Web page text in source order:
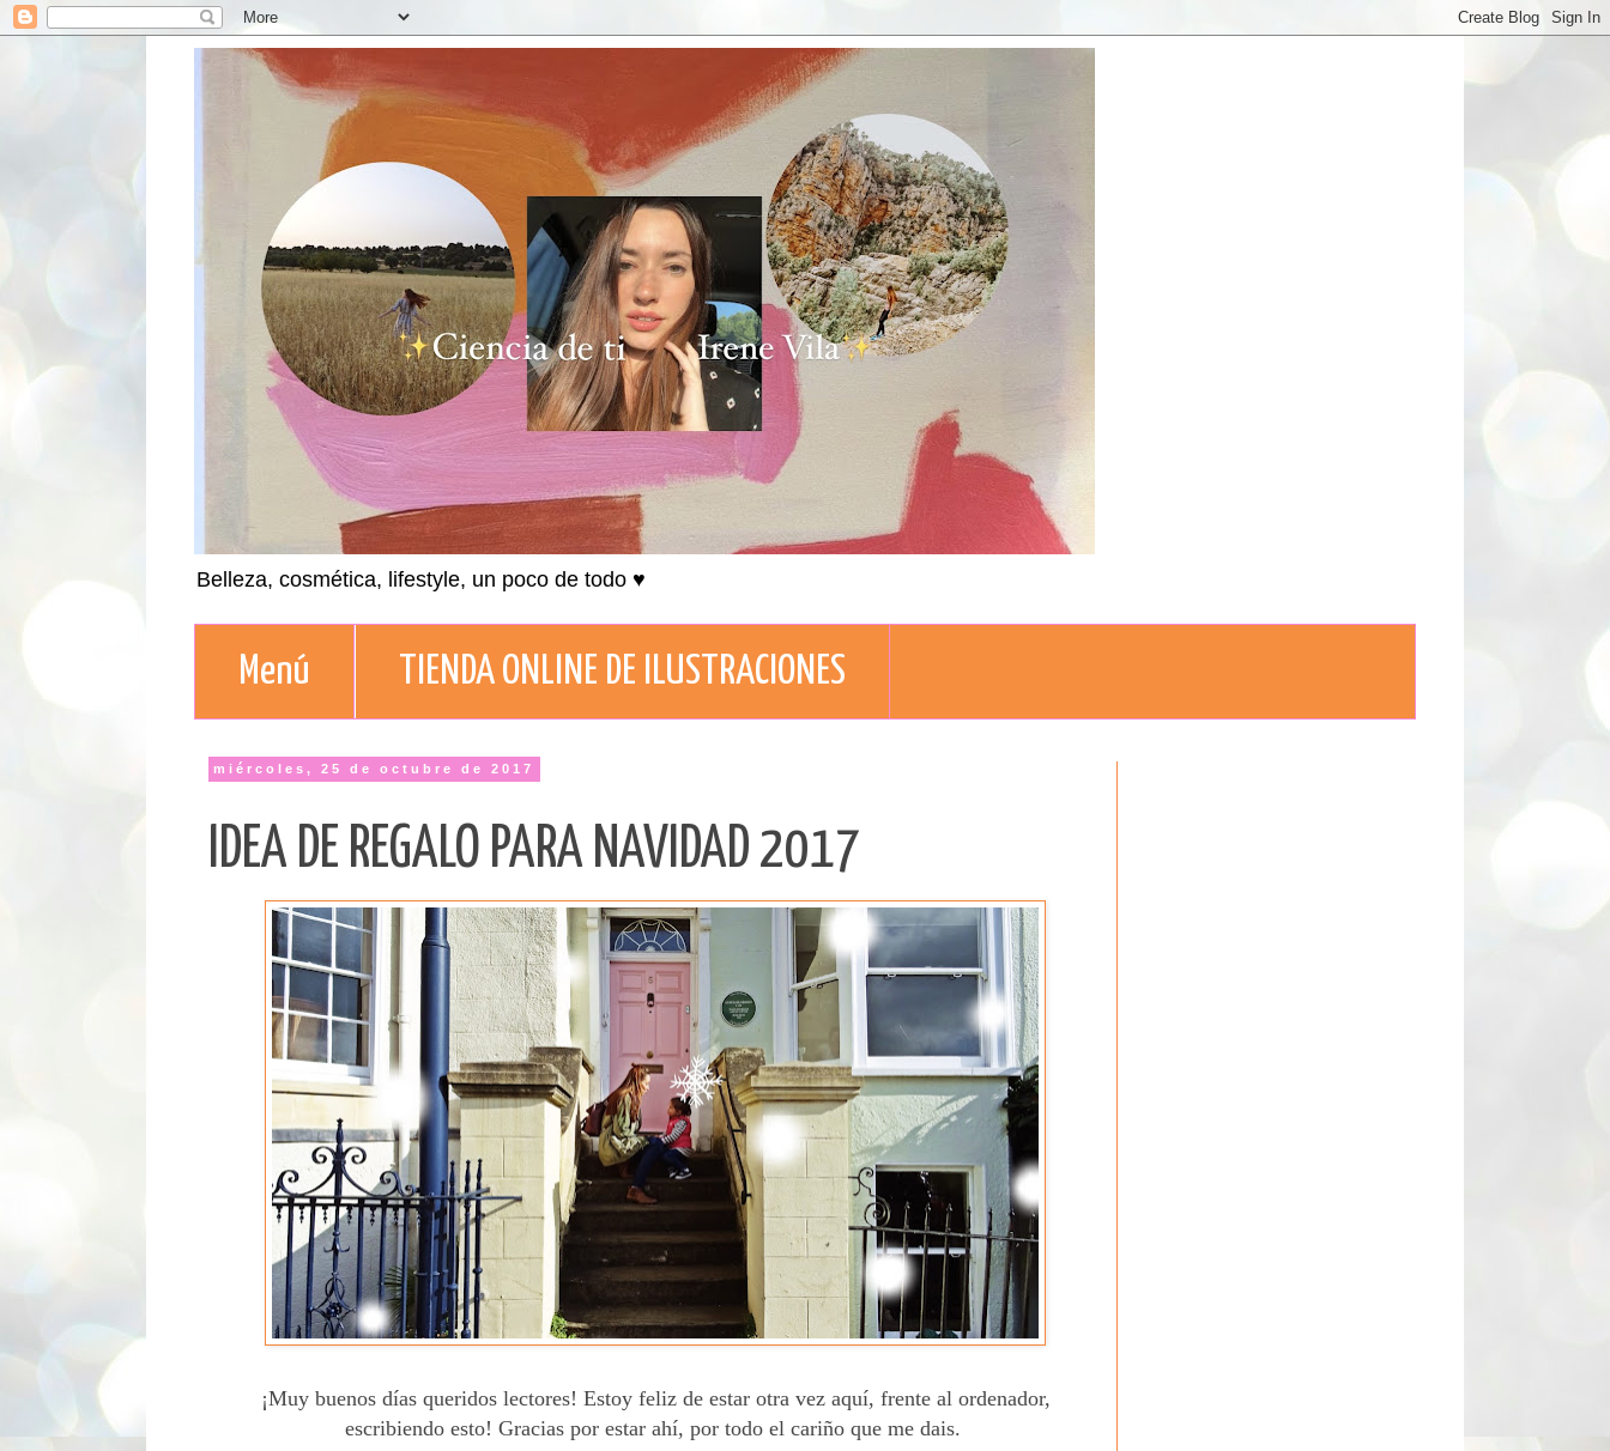
Belleza, cosmética, lifestyle, un poco de todo ♥
Menú TIENDA ONLINE DE ILUSTRACIONES
miércoles, 25 de octubre de 2017
IDEA DE REGALO PARA NAVIDAD 2017
¡Muy buenos días queridos lectores! Estoy feliz de estar otra vez aquí, frente al ordenador,
escribiendo esto! Gracias por estar ahí, por todo el cariño que me dais.